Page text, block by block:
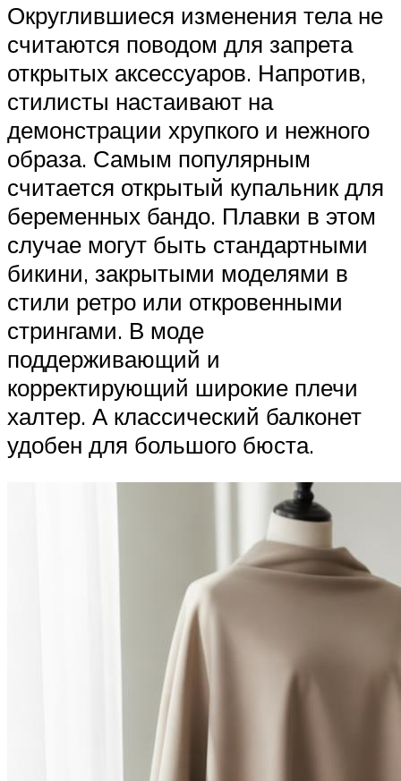
Округлившиеся изменения тела не
считаются поводом для запрета
открытых аксессуаров. Напротив,
стилисты настаивают на
демонстрации хрупкого и нежного
образа. Самым популярным
считается открытый купальник для
беременных бандо. Плавки в этом
случае могут быть стандартными
бикини, закрытыми моделями в
стили ретро или откровенными
стрингами. В моде
поддерживающий и
корректирующий широкие плечи
халтер. А классический балконет
удобен для большого бюста.